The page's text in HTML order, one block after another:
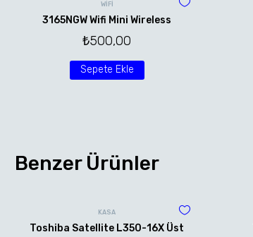
WİFİ
3165NGW Wifi Mini Wireless
₺500,00
Sepete Ekle
Benzer Ürünler
KASA
Toshiba Satellite L350-16X Üst